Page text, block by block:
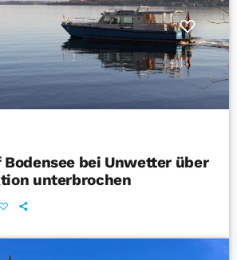
bei Unwetter über
unterbrochen